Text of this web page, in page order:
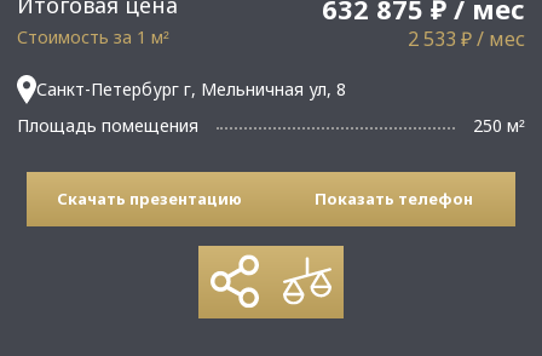
632 875 ₽ / мес
Стоимость за 1 м² 2 533 ₽ / мес
Санкт-Петербург г, Мельничная ул, 8
Площадь помещения
250 м²
Скачать презентацию Показать телефон